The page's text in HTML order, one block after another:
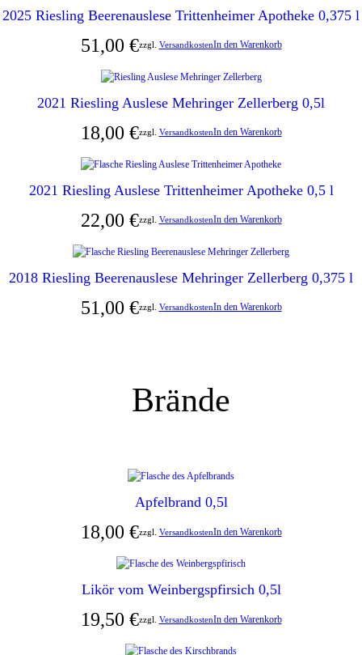
2025 Riesling Beerenauslese Trittenheimer Apotheke 0,375 l
51,00 €zzgl. VersandkostenIn den Warenkorb
2021 Riesling Auslese Mehringer Zellerberg 0,5l
18,00 €zzgl. VersandkostenIn den Warenkorb
2021 Riesling Auslese Trittenheimer Apotheke 0,5 l
22,00 €zzgl. VersandkostenIn den Warenkorb
2018 Riesling Beerenauslese Mehringer Zellerberg 0,375 l
51,00 €zzgl. VersandkostenIn den Warenkorb
Brände
Apfelbrand 0,5l
18,00 €zzgl. VersandkostenIn den Warenkorb
Likör vom Weinbergspfirsich 0,5l
19,50 €zzgl. VersandkostenIn den Warenkorb